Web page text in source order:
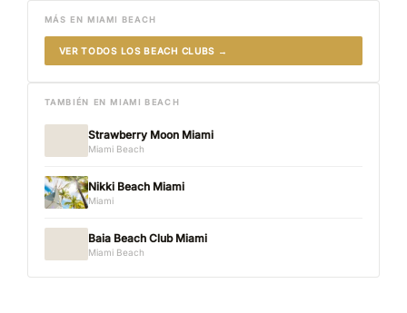
MÁS EN MIAMI BEACH
VER TODOS LOS BEACH CLUBS →
TAMBIÉN EN MIAMI BEACH
Strawberry Moon Miami
Miami Beach
Nikki Beach Miami
Miami
Baia Beach Club Miami
Miami Beach